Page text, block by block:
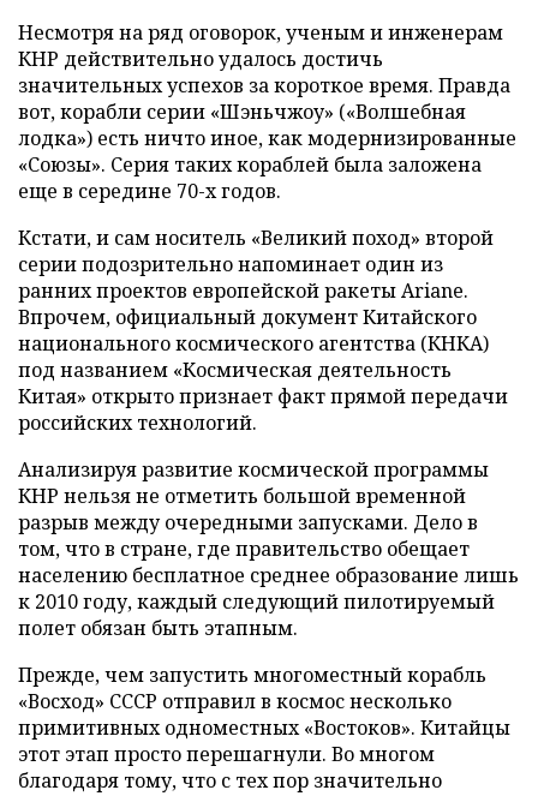
Несмотря на ряд оговорок, ученым и инженерам
КНР действительно удалось достичь
значительных успехов за короткое время. Правда
вот, корабли серии «Шэньчжоу» («Волшебная
лодка») есть ничто иное, как модернизированные
«Союзы». Серия таких кораблей была заложена
еще в середине 70-х годов.
Кстати, и сам носитель «Великий поход» второй
серии подозрительно напоминает один из
ранних проектов европейской ракеты Ariane.
Впрочем, официальный документ Китайского
национального космического агентства (КНКА)
под названием «Космическая деятельность
Китая» открыто признает факт прямой передачи
российских технологий.
Анализируя развитие космической программы
КНР нельзя не отметить большой временной
разрыв между очередными запусками. Дело в
том, что в стране, где правительство обещает
населению бесплатное среднее образование лишь
к 2010 году, каждый следующий пилотируемый
полет обязан быть этапным.
Прежде, чем запустить многоместный корабль
«Восход» СССР отправил в космос несколько
примитивных одноместных «Востоков». Китайцы
этот этап просто перешагнули. Во многом
благодаря тому, что с тех пор значительно